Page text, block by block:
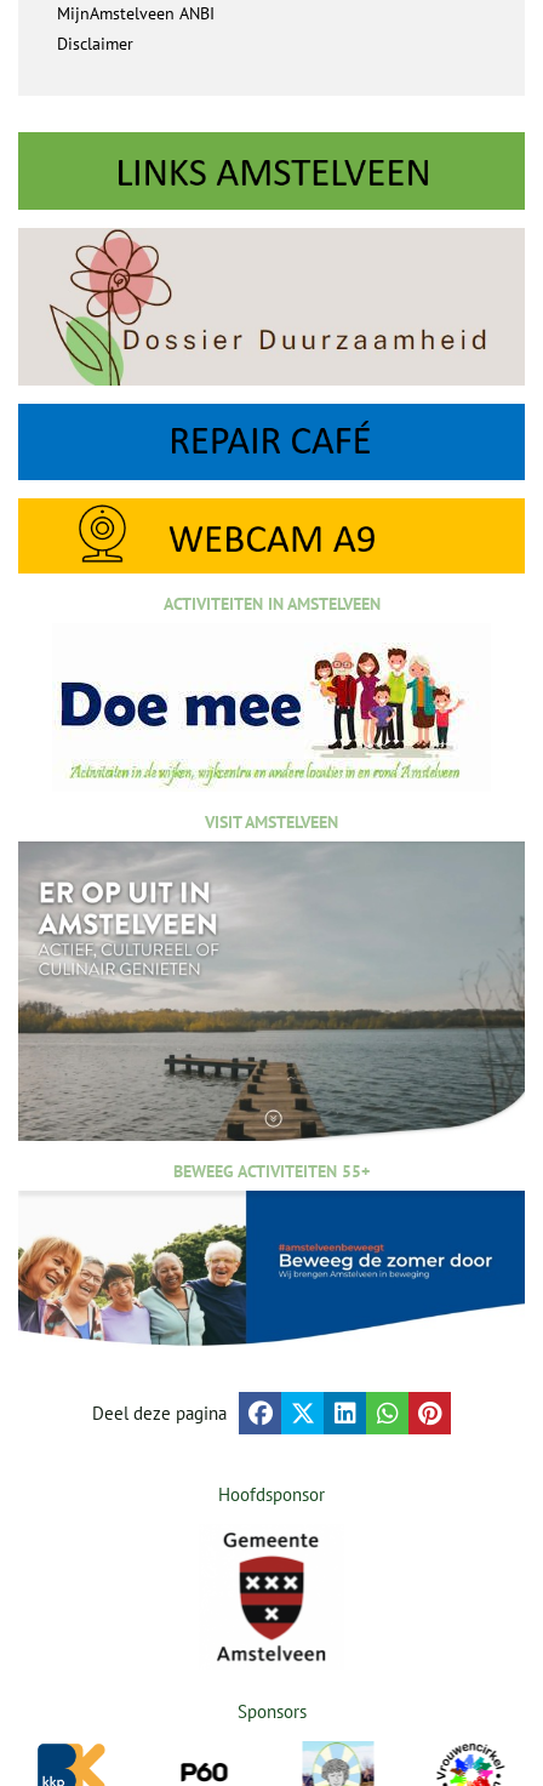
MijnAmstelveen ANBI
Disclaimer
ACTIVITEITEN IN AMSTELVEEN
VISIT AMSTELVEEN
BEWEEG ACTIVITEITEN 55+
Deel deze pagina
Hoofdsponsor
Sponsors